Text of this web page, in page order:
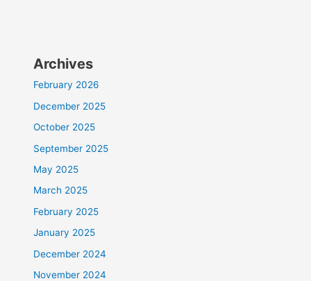
Archives
February 2026
December 2025
October 2025
September 2025
May 2025
March 2025
February 2025
January 2025
December 2024
November 2024